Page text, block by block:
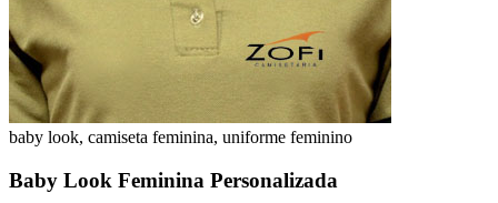
baby look, camiseta feminina, uniforme feminino
Baby Look Feminina Personalizada